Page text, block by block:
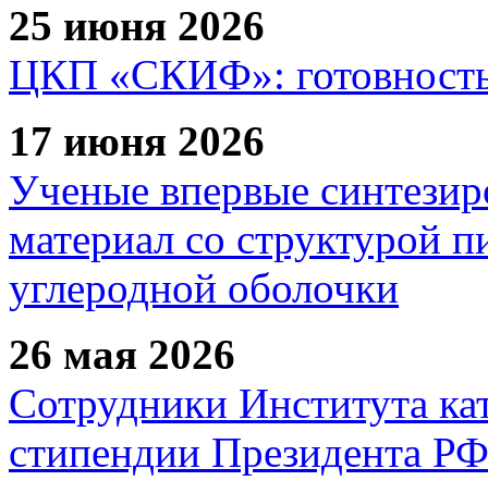
25 июня 2026
ЦКП «СКИФ»: готовность
17 июня 2026
Ученые впервые
материал со структурой
углеродной оболочки
26 мая 2026
Сотрудники Института
стипендии Президента РФ